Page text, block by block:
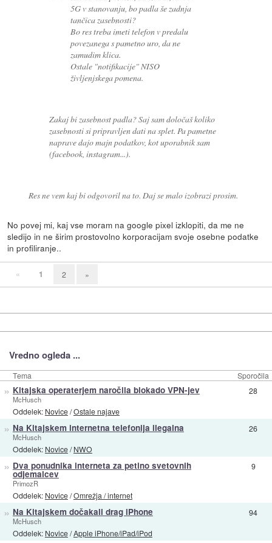
5G v stanovanju, bo padla še zadnja
tančica zasebnosti?
Bo res treba imeti telefon v predalu
povezanega s pametno uro, da ne
zamudim klica.
Ostale "notifikacije" NISO
življenjskega pomena.
Zakaj bi zasebnost padla? Saj sam določaš koliko
zasebnosti si pripravljen dati na splet. Pa pametne
naprave dajo majn podatkov, kot uporabnik sam
(facebook, instagram...).
Res ne vem kaj bi odgovoril na to. Daj se malo izobrazi prosim.
No povej mi, kaj vse moram na google pixel izklopiti, da me ne
sledijo in ne širim prostovolno korporacijam svoje osebne podatke
in profiliranje..
« 1 2 »
Vredno ogleda ...
Tema Sporočila
» Kitajska operaterjem naročila blokado VPN-jev
McHusch
Oddelek: Novice/Ostale najave
28
» Na Kitajskem internetna telefonija ilegalna
McHusch
Oddelek: Novice/NWO
26
» Dva ponudnika interneta za petino svetovnih
odjemalcev
PrimozR
Oddelek: Novice/Omrežja / internet
9
» Na Kitajskem dočakali drag iPhone
McHusch
Oddelek: Novice/Apple iPhone/iPad/iPod
94